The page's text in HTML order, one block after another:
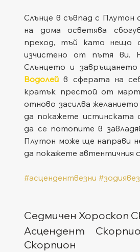
Слънце в съвпад с
на дома осветява
преход, тъй като нещо
изчистено от пътя ви.
Слънцето и завръщането
Водолей в сферата на
кратък престой от
отново засилва
да покажете истинската
да се потопите в
Плутон може ще направи
да покажете автентичния
#асцендентвезни
Седмичен Хороскоп
Асцендент
Скорпион